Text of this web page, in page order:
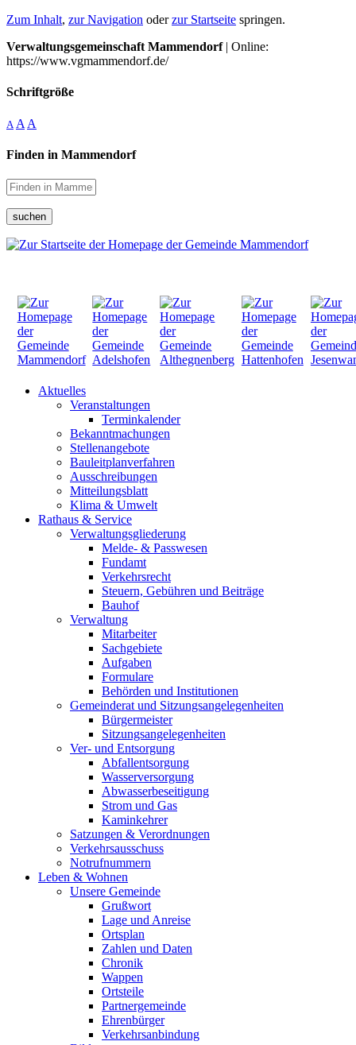
Zum Inhalt, zur Navigation oderzur Startseite springen.
Verwaltungsgemeinschaft Mammendorf| Online:
https://www.vgmammendorf.de/
Schriftgröße
A A A
Finden in Mammendorf
suchen
Aktuelles
Veranstaltungen
Terminkalender
Bekanntmachungen
Stellenangebote
Bauleitplanverfahren
Ausschreibungen
Mitteilungsblatt
Klima & Umwelt
Rathaus & Service
Verwaltungsgliederung
Melde- & Passwesen
Fundamt
Verkehrsrecht
Steuern, Gebühren und Beiträge
Bauhof
Verwaltung
Mitarbeiter
Sachgebiete
Aufgaben
Formulare
Behörden und Institutionen
Gemeinderat und Sitzungsangelegenheiten
Bürgermeister
Sitzungsangelegenheiten
Ver- und Entsorgung
Abfallentsorgung
Wasserversorgung
Abwasserbeseitigung
Strom und Gas
Kaminkehrer
Satzungen & Verordnungen
Verkehrsausschuss
Notrufnummern
Leben & Wohnen
Unsere Gemeinde
Grußwort
Lage und Anreise
Ortsplan
Zahlen und Daten
Chronik
Wappen
Ortsteile
Partnergemeinde
Ehrenbürger
Verkehrsanbindung